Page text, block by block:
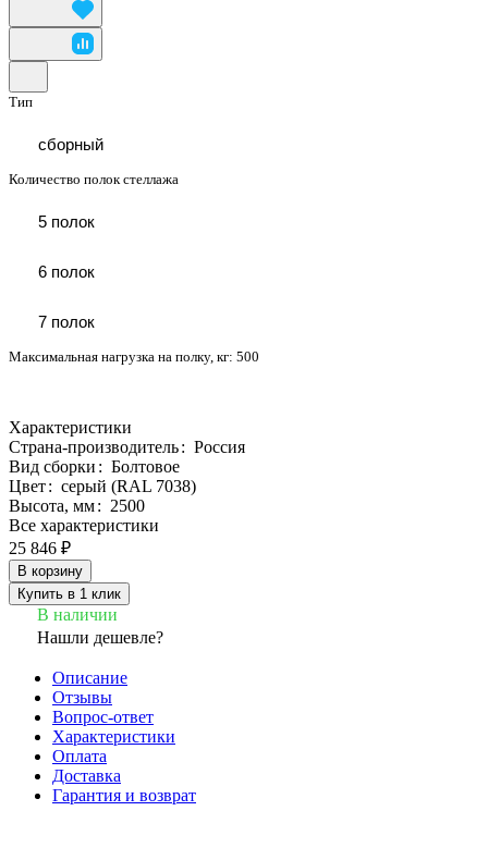
Тип
сборный
Количество полок стеллажа
5 полок
6 полок
7 полок
Максимальная нагрузка на полку, кг: 500
Характеристики
Страна-производитель: Россия
Вид сборки : Болтовое
Цвет: серый (RAL 7038)
Высота, мм: 2500
Все характеристики
25 846 ₽
В корзину
Купить в 1 клик
В наличии
Нашли дешевле?
Описание
Отзывы
Вопрос-ответ
Характеристики
Оплата
Доставка
Гарантия и возврат